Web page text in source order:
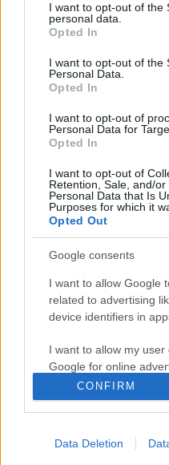
not limited to your visit or
grant or deny consent to
use your data for below
consent section.
I want to opt-out of the
personal data.
Opted In
I want to opt-out of the
Personal Data.
Opted In
I want to opt-out of
Personal Data for
Opted In
I want to opt-out of
Retention, Sale, and/
Personal Data that Is
Purposes for which it
Opted Out
Google consents
I want to allow Google
related to advertising
device identifiers in
I want to allow my
Google for online
I want to allow Google
personalized
I want to allow Google
CONFIRM
Data Deletion
kitalálni, hiszen már
amik hozzásegíthetnek
Így készíthetsz
posztokat
2021. június 23.
a legtöbbünk számára